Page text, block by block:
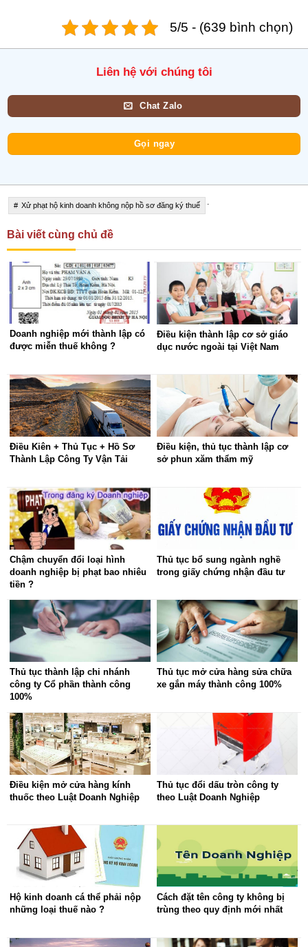
5/5 - (639 bình chọn)
Liên hệ với chúng tôi
Chat Zalo
Gọi ngay
Xử phạt hộ kinh doanh không nộp hồ sơ đăng ký thuế
Bài viết cùng chủ đề
Doanh nghiệp mới thành lập có
được miễn thuế không ?
Điều kiện thành lập cơ sở giáo
dục nước ngoài tại Việt Nam
Điều Kiên + Thủ Tục + Hồ Sơ
Thành Lập Công Ty Vận Tải
Điều kiện, thủ tục thành lập cơ
sở phun xăm thẩm mỹ
Chậm chuyển đổi loại hình
doanh nghiệp bị phạt bao nhiêu
tiền ?
Thủ tục bổ sung ngành nghề
trong giấy chứng nhận đầu tư
Thủ tục thành lập chi nhánh
công ty Cổ phần thành công
100%
Thủ tục mở cửa hàng sửa chữa
xe gắn máy thành công 100%
Điều kiện mở cửa hàng kính
thuốc theo Luật Doanh Nghiệp
Thủ tục đổi dấu tròn công ty
theo Luật Doanh Nghiệp
Hộ kinh doanh cá thể phải nộp
những loại thuế nào ?
Cách đặt tên công ty không bị
trùng theo quy định mới nhất